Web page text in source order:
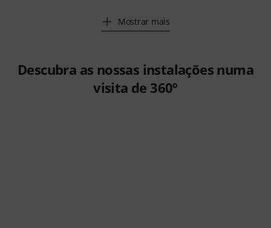
Mostrar mais
Descubra as nossas instalações numa
visita de 360º